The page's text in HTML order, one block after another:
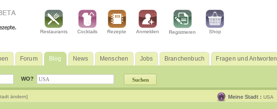
Restaurants Cocktails Rezepte Anmelden Registrieren Shop
Forum Blog News Menschen Jobs Branchenbuch Fragen und Antworten
WO?
ändern] Meine Stadt : USA